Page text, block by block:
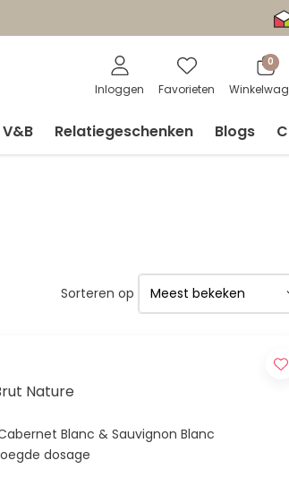
Inloggen Favorieten
0
V&B Relatiegeschenken Blogs
Sorteren op
Nature
| Franken | NV | Cabernet Blanc & Sauvignon Blanc
dosage